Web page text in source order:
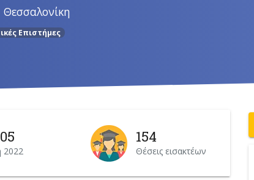
Θεσσαλονίκη
Επιστήμες
2022
154
Θέσεις εισακτέων